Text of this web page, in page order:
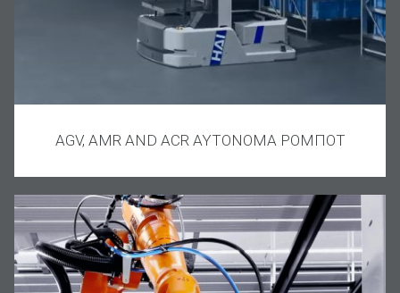
AGV, AMR AND ACR ΑΥΤΟΝΟΜΑ ΡΟΜΠΟΤ